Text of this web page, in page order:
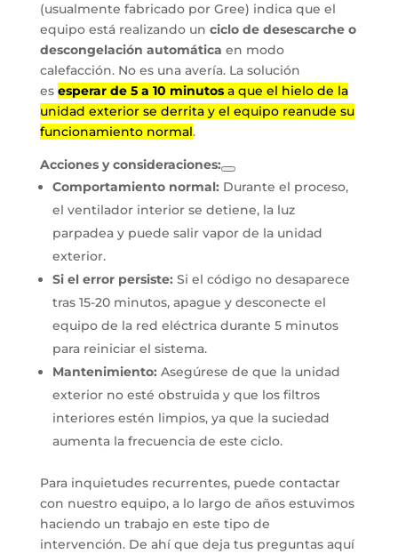
(usualmente fabricado por Gree) indica que el
equipo está realizando un ciclo de desescarche o
descongelación automática en modo
calefacción. No es una avería. La solución
es esperar de 5 a 10 minutosa que el hielo de la
unidad exterior se derrita y el equipo reanude su
funcionamiento normal.
Acciones y consideraciones:
Comportamiento normal: Durante el proceso,
el ventilador interior se detiene, la luz
parpadea y puede salir vapor de la unidad
exterior.
Si el error persiste: Si el código no desaparece
tras 15-20 minutos, apague y desconecte el
equipo de la red eléctrica durante 5 minutos
para reiniciar el sistema.
Mantenimiento: Asegúrese de que la unidad
exterior no esté obstruida y que los filtros
interiores estén limpios, ya que la suciedad
aumenta la frecuencia de este ciclo.
Para inquietudes recurrentes, puede contactar
con nuestro equipo, a lo largo de años estuvimos
haciendo un trabajo en este tipo de
intervención. De ahí que deja tus preguntas aquí